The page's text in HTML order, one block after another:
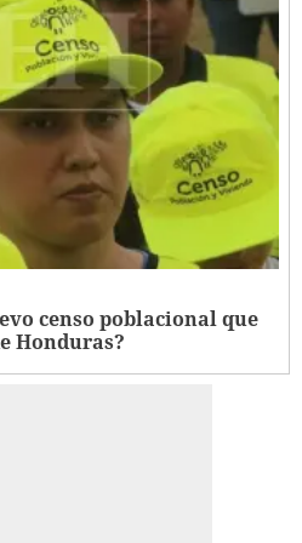
censo poblacional que
Honduras?